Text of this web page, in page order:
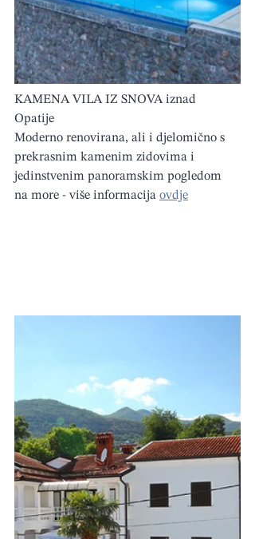
KAMENA VILA IZ SNOVA iznad
Opatije
Moderno renovirana, ali i djelomično s
prekrasnim kamenim zidovima i
jedinstvenim panoramskim pogledom
na more - više informacija ovdje